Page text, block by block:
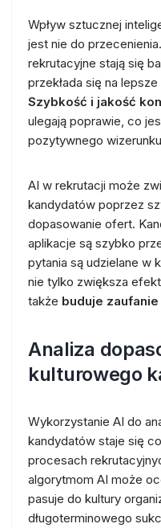
Wpływ sztucznej
jest nie do
rekrutacyjne stają się
przekłada się na
Szybkość i jakość
ulegają poprawie, co
pozytywnego
AI w rekrutacji może
kandydatów poprzez
dopasowanie ofert.
aplikacje są szybko
pytania są udzielane w
nie tylko zwiększa
także buduje
Analiza
kulturowego
Wykorzystanie AI do
kandydatów staje się
procesach
algorytmom AI może
pasuje do kultury
długoterminowego